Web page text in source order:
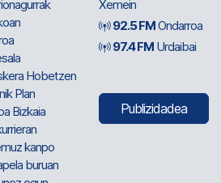
Hobetzen
Plan
Bizkaia
kanpo
buruan
Xemein
92.5 FMOndarroa
97.4 FM Urdaibai
Publizidadea